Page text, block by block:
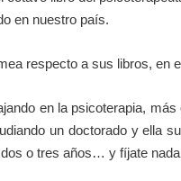
en nuestro país.
respecto a sus libros, en
en la psicoterapia,
un doctorado y ella
o tres años… y fíjate